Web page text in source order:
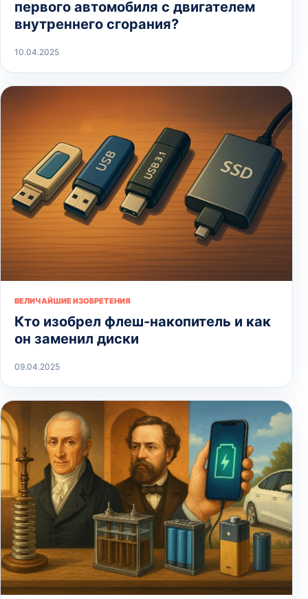
первого автомобиля с двигателем
внутреннего сгорания?
10.04.2025
ВЕЛИЧАЙШИЕ ИЗОБРЕТЕНИЯ
Кто изобрел флеш-накопитель и как
он заменил диски
09.04.2025